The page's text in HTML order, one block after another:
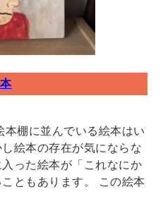
棚に並んでいる絵本はい
絵本の存在が気にならな
った絵本が「これなにか
ともあります。 この絵本